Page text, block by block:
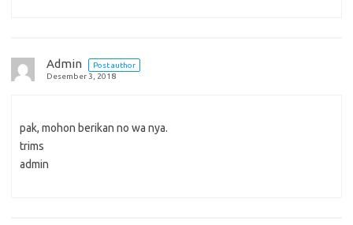
Admin
Post author
Desember 3, 2018
pak, mohon berikan no wa nya.
trims
admin